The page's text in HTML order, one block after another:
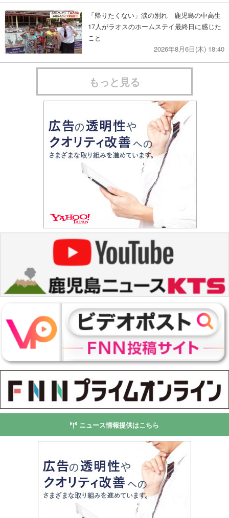
「帰りたくない」涙の別れ 鹿児島の中高生
17人がラオスのホームステイ最終日に感じた
こと
2026年8月6日(木) 18:40
もっと見る
ニュース情報提供はこちら